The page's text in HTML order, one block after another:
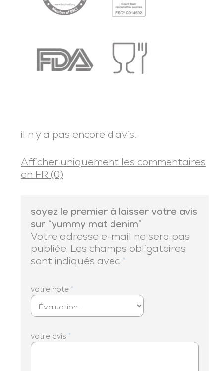
il n’y a pas encore d’avis.
Afficher uniquement les commentaires
en FR (0)
soyez le premier à laisser votre avis
sur “yummy mat denim”
Votre adresse e-mail ne sera pas
publiée. Les champs obligatoires
sont indiqués avec *
votre note *
votre avis *